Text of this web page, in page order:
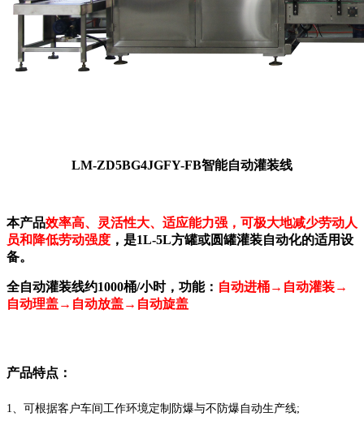
LM-ZD5BG4JGFY-FB智能自动灌装线
本产品效率高、灵活性大、适应能力强，可极大地减少劳动人
员和降低劳动强度 ，是1L-5L方罐或圆罐灌装自动化的适用设
备。
全自动灌装线约1000桶/小时，功能： 自动进桶→自动灌装→
自动理盖→自动放盖→自动旋盖
产品特点：
1、可根据客户车间工作环境定制防爆与不防爆自动生产线;